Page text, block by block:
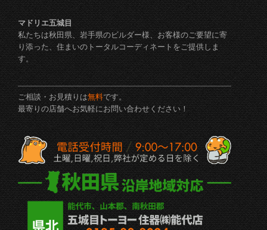
マドリエ五城目
私たちは秋田県、岩手県のビルダー様、お客様のご要望に寄
り添った、住まいのトータルコーディネートをご提供しま
す。
ご相談・お見積りは無料です。
最寄りの店舗へお気軽にお問い合わせください！